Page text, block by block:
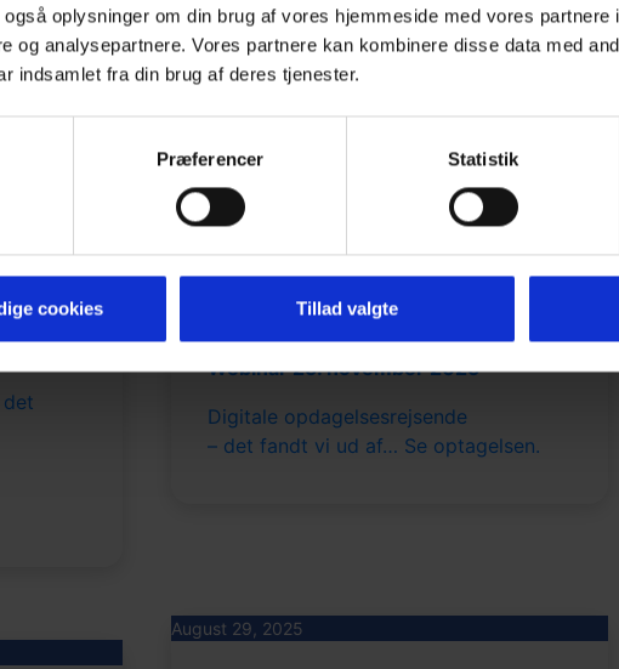
oplysninger om din brug af vores hjemmeside med vores partnere
og analysepartnere. Vores partnere kan kombinere disse data med
indsamlet fra din brug af deres tjenester.
Præferencer Statistik
cookies Tillad valgte
Nyhedsbrev
Webinar 25. november 2025
Digitale opdagelsesrejsende
– det fandt vi ud af… Se optagelsen.
August 29, 2025